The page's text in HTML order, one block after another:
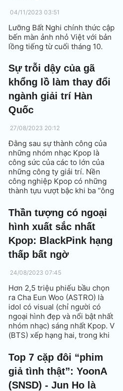
04/11/2023 03:51
Lưỡng Bất Nghi chính thức cập
bến màn ảnh nhỏ Việt với bản
lồng tiếng từ cuối tháng 10.
Sự trỗi dậy của gã
khổng lồ làm thay đổi
ngành giải trí Hàn
Quốc
27/08/2023 20:12
Đằng sau sự thành công của
những nhóm nhạc Kpop là
công sức của các to lớn của
những công ty giải trí. Nền
công nghiệp Kpop có những
thành tựu vượt bậc khi ba “ông
mặt Kpop có những thay đổi
vươn tầm thế giới kể từ khi
HYBE – công ty đứng sau BTS
xuất hiện.
Thần tượng có ngoại
hình xuất sắc nhất
Kpop: BlackPink hạng
thấp bất ngờ
24/08/2023 07:45
Hơn 2,5 triệu phiếu bầu chọn
ra Cha Eun Woo (ASTRO) là
idol có visual (chỉ người có
ngoại hình đẹp và nổi bật nhất
nhóm nhạc) sáng nhất Kpop. V
(BTS) xếp hạng hai, trong khi
vào Top 10.
Top 7 cặp đôi “phim
giả tình thật”: YoonA
(SNSD) - Jun Ho là